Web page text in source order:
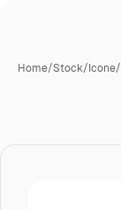
Home/Stock/Icone/